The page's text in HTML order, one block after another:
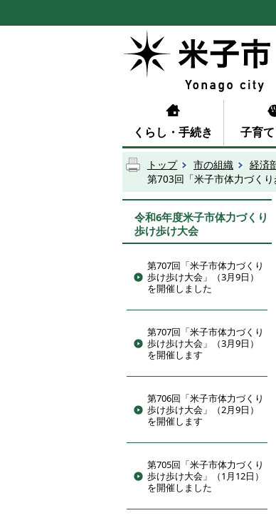
くらし・手続き 子育
トップ 市の組織 経済
第703回「米子市体力づく
令和6年度米子市体力づくり
歩け歩け大会
第707回「米子市体力づくり
歩け歩け大会」（3月9日）
を開催しました
第707回「米子市体力づくり
歩け歩け大会」（3月9日）
を開催します
第706回「米子市体力づくり
歩け歩け大会」（2月9日）
を開催します
第705回「米子市体力づくり
歩け歩け大会」（1月12日）
を開催しました